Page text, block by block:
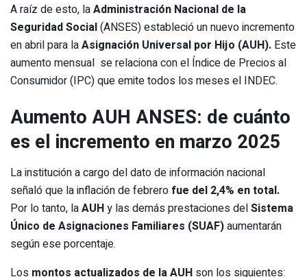
A raíz de esto, laAdministración Nacional de la
Seguridad Social(ANSES) estableció un nuevo incremento
en abril para laAsignación Universal por Hijo (AUH). Este
aumento mensual se relaciona con el Índice de Precios al
Consumidor (IPC) que emite todos los meses el INDEC.
Aumento AUH ANSES: de cuánto
es el incremento en marzo 2025
La institución a cargo del dato de información nacional
señaló que la inflación de febrero fue del 2,4% en total.
Por lo tanto, laAUHy las demás prestaciones delSistema
Único de Asignaciones Familiares (SUAF)aumentarán
según ese porcentaje.
Los montos actualizados de la AUH son los siguientes: